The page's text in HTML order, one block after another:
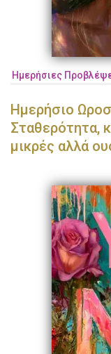
Ημερήσιες
Ημερήσιο
Σταθερότητα,
μικρές αλλά